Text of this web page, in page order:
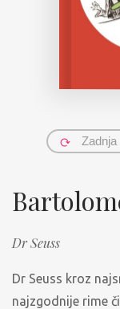
Dr Seuss
Dr Seuss kroz
najzgodnije rime